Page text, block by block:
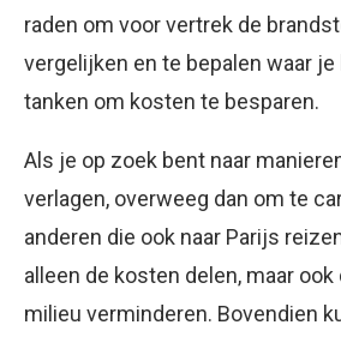
raden om voor vertrek de
vergelijken en te bepalen waar
tanken om kosten te besparen.
Als je op zoek bent naar
verlagen, overweeg dan om te
anderen die ook naar Parijs
alleen de kosten delen, maar
milieu verminderen. Bovendien